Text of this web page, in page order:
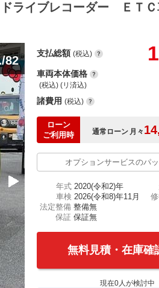
ライブレコーダー ＥＴＣ
/82
支払総額 (税込)
車両本体価格
(税込) (リ済込)
諸費用 (税込)
ローン
ご利用時
通常ローン 月々
オプションサービスのパ
年式 2020(令和2)年
車検 2026(令和8)年11月
法定整備 整備無
保証 保証無
無料見積・在庫確
現在0人が検討中